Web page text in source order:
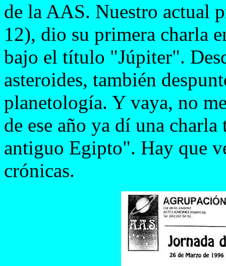
de la AAS. Nuestro actual
12), dio su primera charla
bajo el título "Júpiter".
asteroides, también
planetología. Y vaya, no
de ese año ya dí una
antiguo Egipto". Hay que
crónicas.